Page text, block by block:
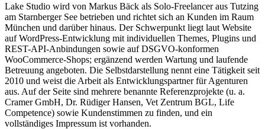
Lake Studio wird von Markus Bäck als Solo-Freelancer aus Tutzing
am Starnberger See betrieben und richtet sich an Kunden im Raum
München und darüber hinaus. Der Schwerpunkt liegt laut Website
auf WordPress-Entwicklung mit individuellen Themes, Plugins und
REST-API-Anbindungen sowie auf DSGVO-konformen
WooCommerce-Shops; ergänzend werden Wartung und laufende
Betreuung angeboten. Die Selbstdarstellung nennt eine Tätigkeit seit
2010 und weist die Arbeit als Entwicklungspartner für Agenturen
aus. Auf der Seite sind mehrere benannte Referenzprojekte (u. a.
Cramer GmbH, Dr. Rüdiger Hansen, Vet Zentrum BGL, Life
Competence) sowie Kundenstimmen zu finden, und ein
vollständiges Impressum ist vorhanden.